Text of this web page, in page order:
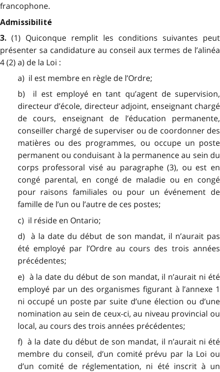
francophone.
Admissibilité
3. (1) Quiconque remplit les conditions suivantes peut
présenter sa candidature au conseil aux termes de l’alinéa
4 (2) a) de la Loi :
a) il est membre en règle de l’Ordre;
b) il est employé en tant qu’agent de supervision,
directeur d’école, directeur adjoint, enseignant chargé
de cours, enseignant de l’éducation permanente,
conseiller chargé de superviser ou de coordonner des
matières ou des programmes, ou occupe un poste
permanent ou conduisant à la permanence au sein du
corps professoral visé au paragraphe (3), ou est en
congé parental, en congé de maladie ou en congé
pour raisons familiales ou pour un événement de
famille de l’un ou l’autre de ces postes;
c) il réside en Ontario;
d) à la date du début de son mandat, il n’aurait pas
été employé par l’Ordre au cours des trois années
précédentes;
e) à la date du début de son mandat, il n’aurait ni été
employé par un des organismes figurant à l’annexe 1
ni occupé un poste par suite d’une élection ou d’une
nomination au sein de ceux-ci, au niveau provincial ou
local, au cours des trois années précédentes;
f) à la date du début de son mandat, il n’aurait ni été
membre du conseil, d’un comité prévu par la Loi ou
d’un comité de réglementation, ni été inscrit à un